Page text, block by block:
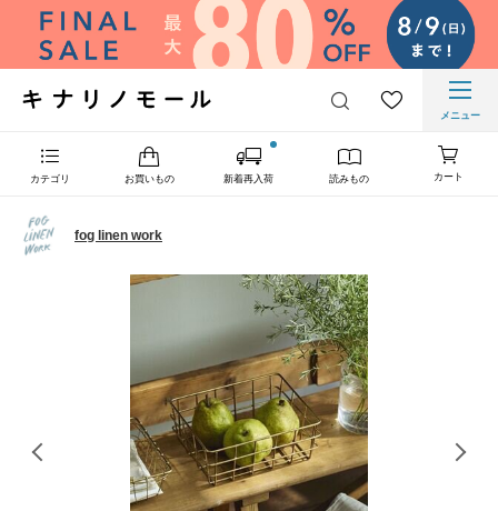
メニュー
カテゴリ お買いもの 新着再入荷 読みもの カート
fog linen work